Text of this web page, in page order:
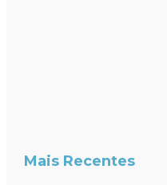
Mais Recentes